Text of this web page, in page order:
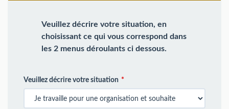
Veuillez décrire votre situation, en
choisissant ce qui vous correspond dans
les 2 menus déroulants ci dessous.
Veuillez décrire votre situation